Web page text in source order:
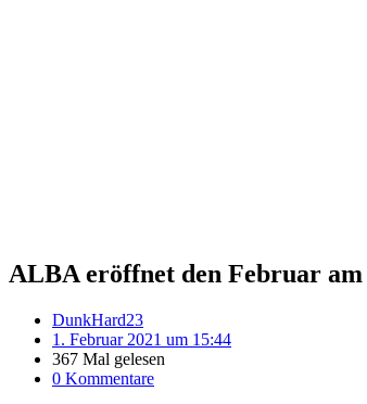
ALBA eröffnet den Februar
DunkHard23
1. Februar 2021 um 15:44
367 Mal gelesen
0 Kommentare